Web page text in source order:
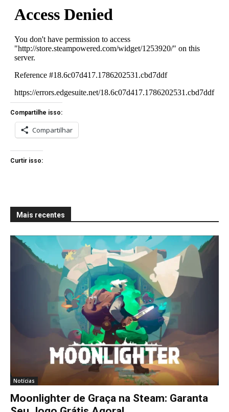
Compartilhe isso:
Compartilhar
Curtir isso:
Mais recentes
Notícias
Moonlighter de Graça na Steam: Garanta